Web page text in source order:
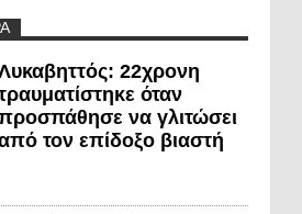
22χρονη
όταν
να γλιτώσει
τον επίδοξο βιαστή